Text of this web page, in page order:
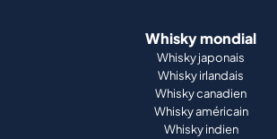
Whisky mondial
Whisky japonais
Whisky irlandais
Whisky canadien
Whisky américain
Whisky indien